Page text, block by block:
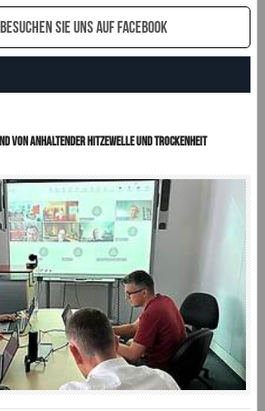
Besuchen sie uns auf Facebook
von anhaltender Hitzewelle und Trockenheit